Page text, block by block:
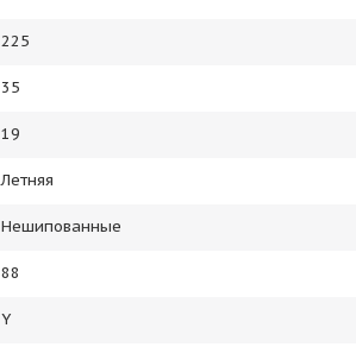
225
35
19
Летняя
Нешипованные
88
Y